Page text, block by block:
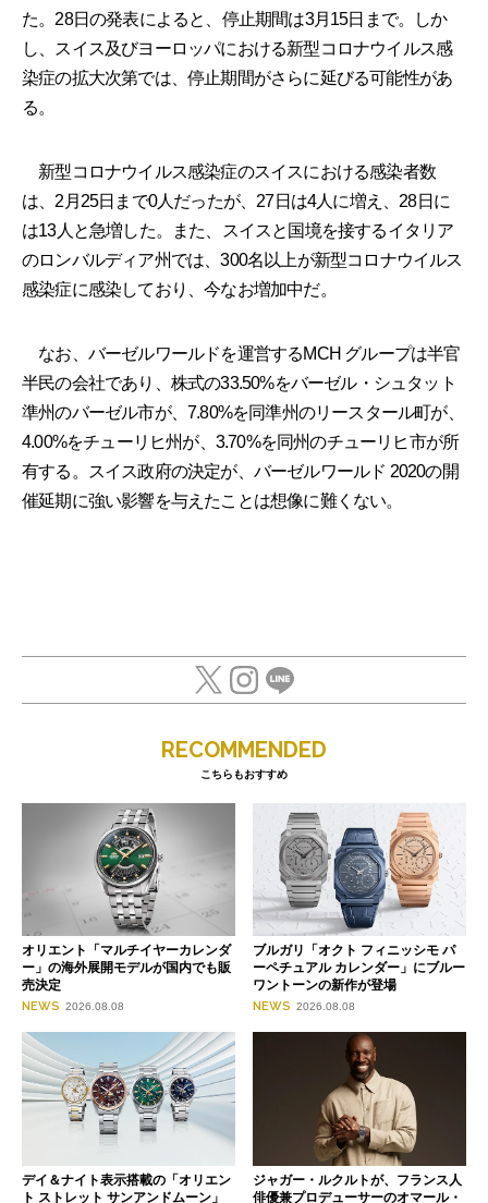
た。28日の発表によると、停止期間は3月15日まで。しか
し、スイス及びヨーロッパにおける新型コロナウイルス感
染症の拡大次第では、停止期間がさらに延びる可能性があ
る。
新型コロナウイルス感染症のスイスにおける感染者数
は、2月25日まで0人だったが、27日は4人に増え、28日に
は13人と急増した。また、スイスと国境を接するイタリア
のロンバルディア州では、300名以上が新型コロナウイルス
感染症に感染しており、今なお増加中だ。
なお、バーゼルワールドを運営するMCH グループは半官
半民の会社であり、株式の33.50%をバーゼル・シュタット
準州のバーゼル市が、7.80%を同準州のリースタール町が、
4.00%をチューリヒ州が、3.70%を同州のチューリヒ市が所
有する。スイス政府の決定が、バーゼルワールド 2020の開
催延期に強い影響を与えたことは想像に難くない。
RECOMMENDED
こちらもおすすめ
オリエント「マルチイヤーカレンダ
ー」の海外展開モデルが国内でも販
売決定
NEWS 2026.08.08
ブルガリ「オクト フィニッシモ パ
ーペチュアル カレンダー」にブルー
ワントーンの新作が登場
NEWS 2026.08.08
デイ＆ナイト表示搭載の「オリエン
ト ストレット サンアンドムーン」
ジャガー・ルクルトが、フランス人
俳優兼プロデューサーのオマール・